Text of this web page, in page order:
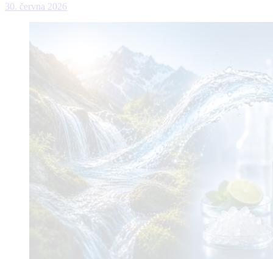
30. června 2026